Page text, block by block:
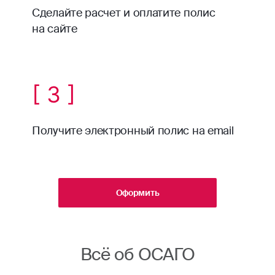
Сделайте расчет и оплатите полис
на сайте
[ 3 ]
Получите электронный полис на email
Оформить
Всё об ОСАГО